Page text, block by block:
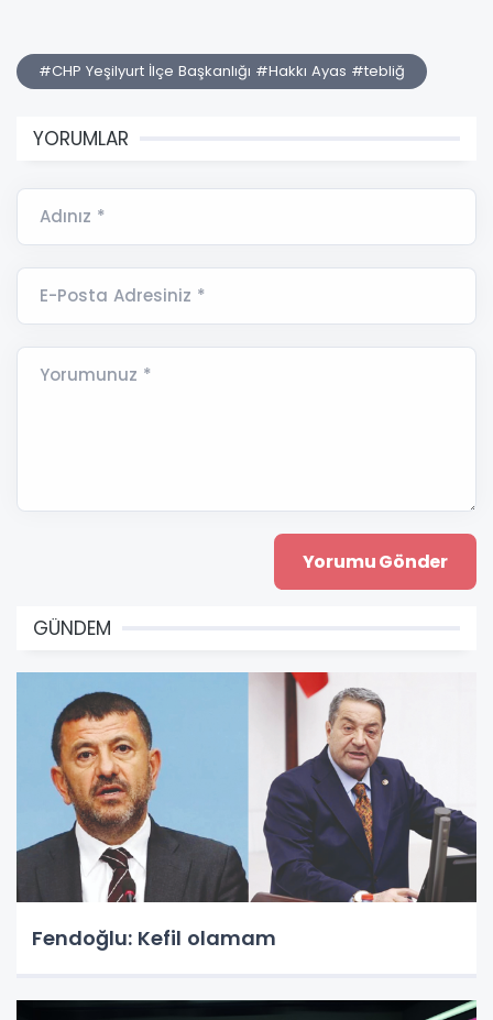
#CHP Yeşilyurt İlçe Başkanlığı #Hakkı Ayas #tebliğ
YORUMLAR
Adınız *
E-Posta Adresiniz *
Yorumunuz *
GÜNDEM
Fendoğlu: Kefil olamam